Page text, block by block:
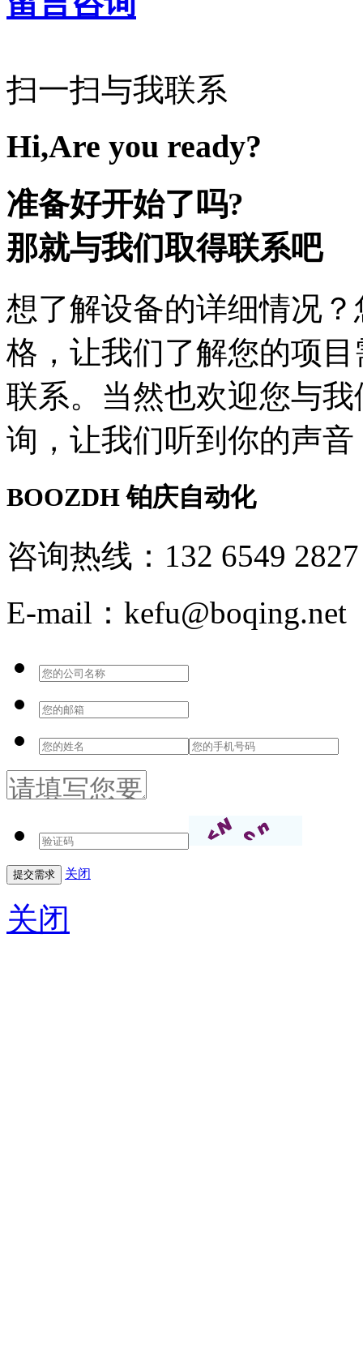
扫一扫与我联系
Hi,Are you ready?
准备好开始了吗?
那就与我们取得联系吧
想了解设备的详细情况
格，让我们了解您的项
联系。当然也欢迎您与
询，让我们听到你的声音
BOOZDH铂庆自动化
咨询热线：132 6549 2827
E-mail：kefu@boqing.net
关闭
关闭